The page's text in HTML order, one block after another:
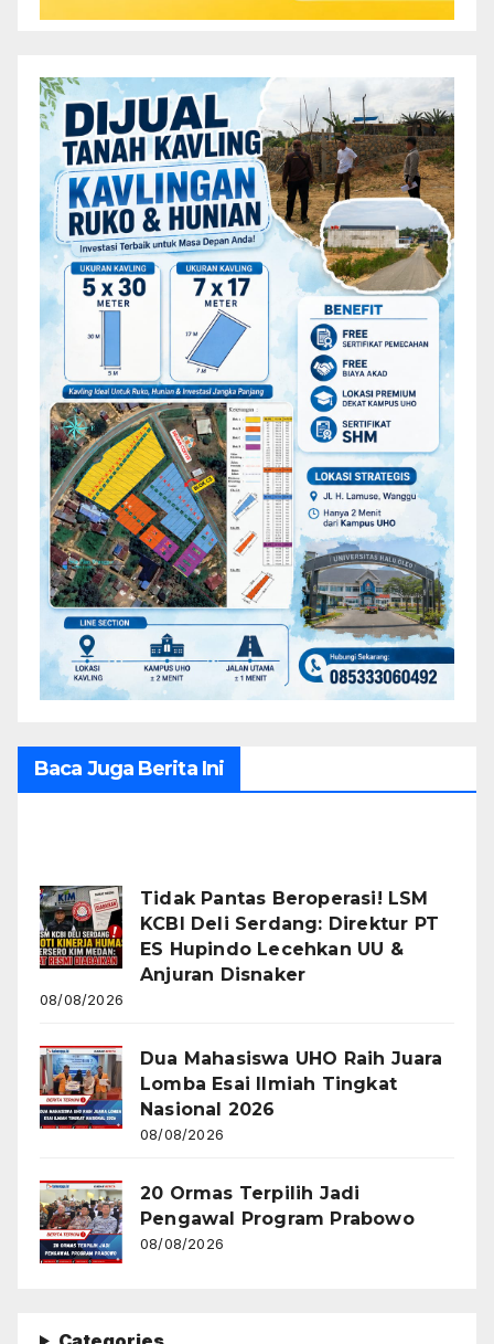
Baca Juga Berita Ini
Tidak Pantas Beroperasi! LSM
KCBI Deli Serdang: Direktur PT
ES Hupindo Lecehkan UU &
Anjuran Disnaker
08/08/2026
Dua Mahasiswa UHO Raih Juara
Lomba Esai Ilmiah Tingkat
Nasional 2026
08/08/2026
20 Ormas Terpilih Jadi
Pengawal Program Prabowo
08/08/2026